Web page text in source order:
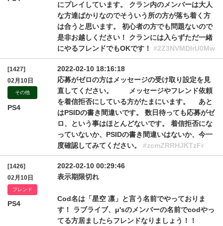
にプレイしています。 クラン内のメンバーは大人
な方達ばかりなのでそういう所の方が落ち着く方
は合うと思います。 初心者の方でも問題ないので
是非お越しください！ クランには入らずただ一緒
にやるフレンドでもOKです！ #2Z3NVMDlrU0Mw
[1427]
02月10日
その他
PS4
2022-02-10 18:16:18
応募がゼロの方はメッセージの受け取り設定を見
直してください。 メッセージやフレンド依頼
を着信拒否にしている方がたまにいます。 あと
はPSIDの書き間違いです。 数日待っても応募がゼ
ロ、という事はほとんどないです。 着信拒否にな
っていないか、PSIDの書き間違いはないか、今一
度確認してみてください。 #zcmZRRHJKTzFr
[1426]
02月10日
フレンド
PS4
2022-02-10 00:29:46
表示期限切れ
Cod名は「星空 凛」と言う名前でやっておりま
す！ ラブライブ、μ'sのメンバーの名前でcodやっ
てる方居ましたらフレンドなりましょう！！